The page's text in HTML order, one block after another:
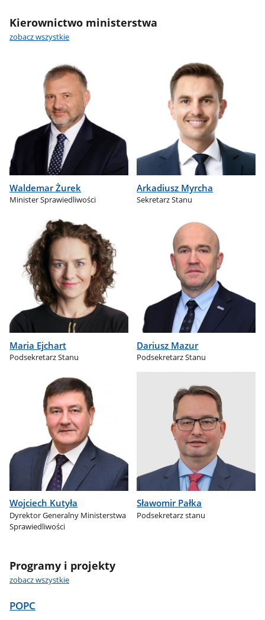
Kierownictwo ministerstwa
zobacz wszystkie
Waldemar Żurek
Minister Sprawiedliwości
Arkadiusz Myrcha
Sekretarz Stanu
Maria Ejchart
Podsekretarz Stanu
Dariusz Mazur
Podsekretarz Stanu
Wojciech Kutyła
Dyrektor Generalny Ministerstwa
Sprawiedliwości
Sławomir Pałka
Podsekretarz stanu
Programy i projekty
zobacz wszystkie
POPC